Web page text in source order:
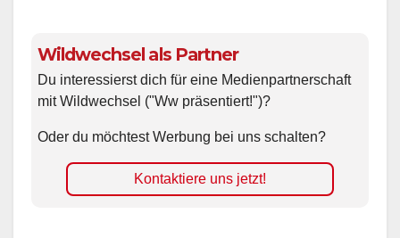
Wildwechsel als Partner
Du interessierst dich für eine Medienpartnerschaft
mit Wildwechsel ("Ww präsentiert!")?
Oder du möchtest Werbung bei uns schalten?
Kontaktiere uns jetzt!